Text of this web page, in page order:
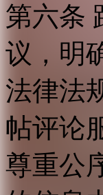
第六条
议，明
法律法
帖评论
尊重公